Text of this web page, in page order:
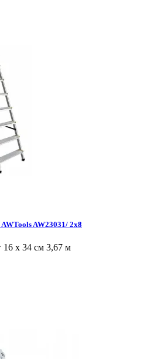
AW23031/ 2x8
16 x 34 см 3,67 м